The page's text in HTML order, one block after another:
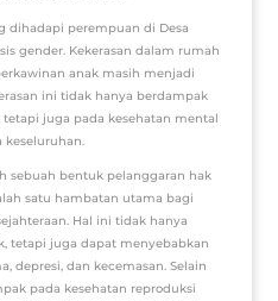
dihadapi perempuan di Desa
gender. Kekerasan dalam rumah
anak masih menjadi
ini tidak hanya berdampak
juga pada kesehatan mental
keseluruhan.
sebuah bentuk pelanggaran hak
satu hambatan utama bagi
Hal ini tidak hanya
tetapi juga dapat menyebabkan
depresi, dan kecemasan. Selain
pada kesehatan reproduksi